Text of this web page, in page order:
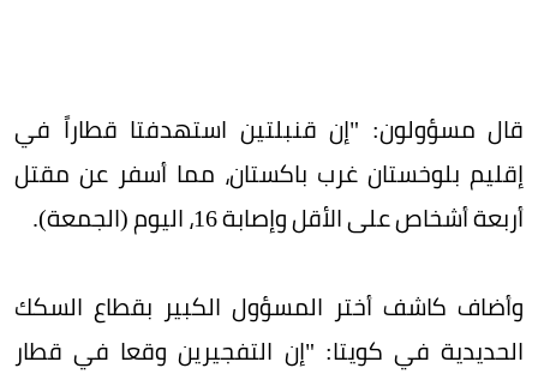
قال مسؤولون: "إن قنبلتين استهدفتا قطاراً في
إقليم بلوخستان غرب باكستان، مما أسفر عن مقتل
أربعة أشخاص على الأقل وإصابة 16، اليوم (الجمعة).
وأضاف كاشف أختر المسؤول الكبير بقطاع السكك
الحديدية في كويتا: "إن التفجيرين وقعا في قطار